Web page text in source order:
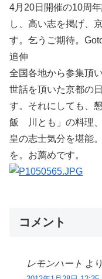
4月20日開催の10周
し、高い志を掲げ、
す。乞うご期待。
追伸
全国各地から参集頂
世話を頂いた京都の
す。それにしても、
飯 川とも」の料理
皇の志士気分を堪能
を。お薦めです。
コメント
レモンハート よ